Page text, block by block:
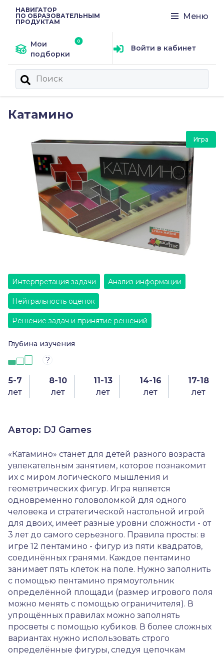
НАВИГАТОР
ПО ОБРАЗОВАТЕЛЬНЫМ
ПРОДУКТАМ
Меню
Мои
подборки
Войти в кабинет
Катамино
Игра
Интерпретация задачи Анализ информации
Нейтральность оценок
Решение задач и принятие решений
Глубина изучения
?
5-7
лет
8-10
лет
11-13
лет
14-16
лет
17-18
лет
Автор: DJ Games
«Катамино» станет для детей разного возраста
увлекательным занятием, которое познакомит
их с миром логического мышления и
геометрических фигур. Игра является
одновременно головоломкой для одного
человека и стратегической настольной игрой
для двоих, имеет разные уровни сложности - от
3 лет до самого серьезного. Правила просты: в
игре 12 пентамино - фигур из пяти квадратов,
соединённых гранями. Каждое пентамино
занимает пять клеток на поле. Нужно заполнить
с помощью пентамино прямоугольник
определённой площади (размер игрового поля
можно менять с помощью ограничителя). В
упрощённых правилах можно заполнять
просветы с помощью кубиков. В более сложных
вариантах нужно использовать строго
определённые фигуры, следуя цепочкам